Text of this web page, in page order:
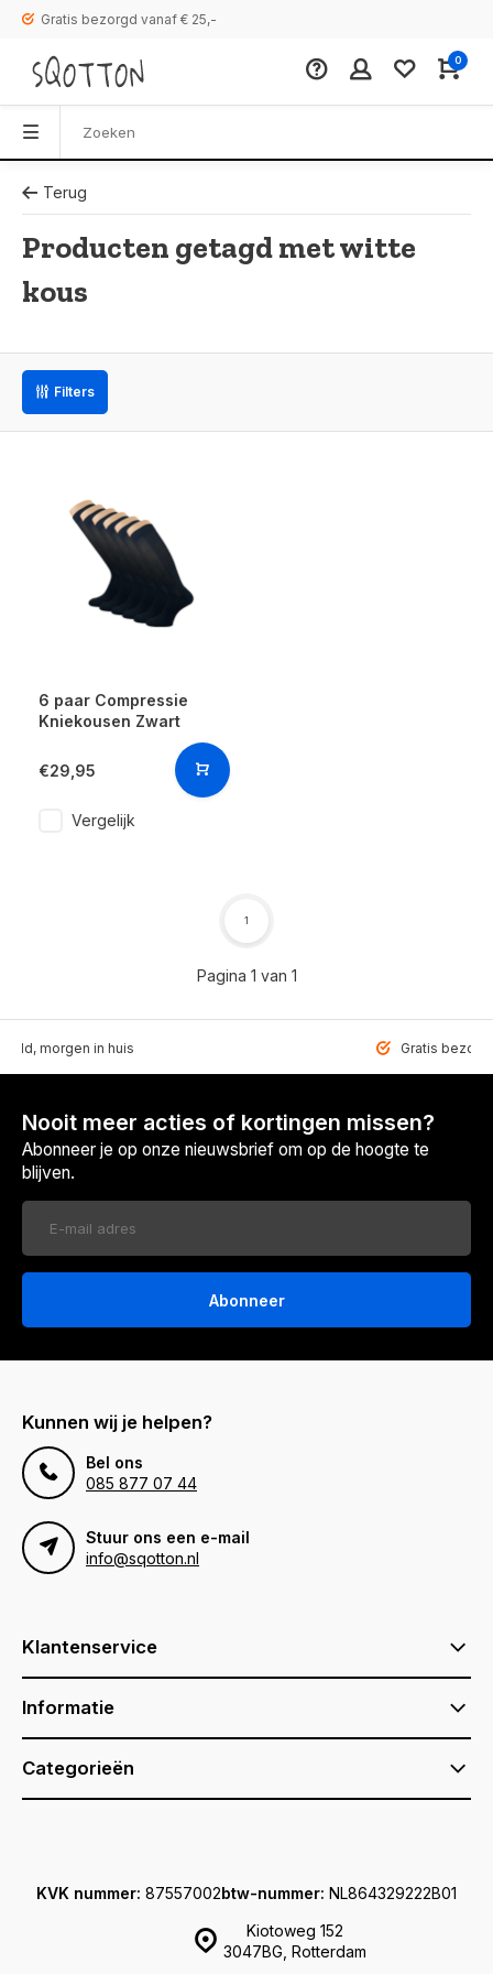
Gratis bezorgd vanaf € 25,-
0
Terug
Producten getagd met witte
kous
Filters
6 paar Compressie
Kniekousen Zwart
€29,95
Vergelijk
Pagina 1 van 1
1
morgen in huis Gratis
Nooit meer acties of kortingen missen?
Abonneer je op onze nieuwsbrief om op de hoogte te
blijven.
Abonneer
Kunnen wij je helpen?
Bel ons
085 877 07 44
Stuur ons een e-mail
info@sqotton.nl
Klantenservice
Informatie
Categorieën
Kiotoweg 152
3047BG, Rotterdam
KVK nummer: 87557002btw-nummer: NL864329222B01